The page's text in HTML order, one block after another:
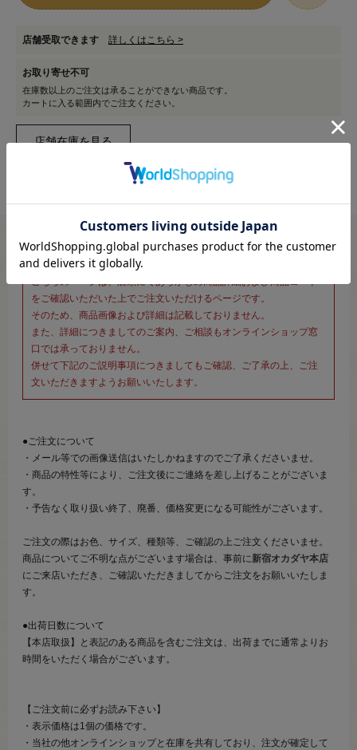
店舗受取できます 詳しくはこちら >
お取り寄せ不可
在庫数以上のご注文は承ることができない商品です。
カートに入る範囲内でご注文ください。
※新宿オカダヤ本店お取り扱い商品のご注文専用ページです※
こちらのページは、店頭にてあらかじめ商品詳細および商品コード
をご確認いただいた上でご注文いただけるページです。
そのため、商品画像および詳細は記載しておりません。
また、詳細につきましてのご案内、ご相談もオンラインショップ窓
口では承っておりません。
併せて下記のご説明事項につきましてもご確認、ご了承の上、ご注
文いただきますようお願いいたします。
●ご注文について
・メール等での画像送信はいたしかねますのでご了承くださいませ。
・商品の特性等により、ご注文後にご連絡を差し上げることがございま
す。
・予告なく取り扱い終了、廃番、価格変更になる可能性がございます。
ご注文の際はお色、サイズ、種類等、ご確認の上ご注文くださいませ。
商品についてご不明な点がございます場合は、事前に新宿オカダヤ本店
にご来店いただき、ご確認いただきましてからご注文をお願いいたしま
す。
●出荷日数について
【本店取扱】と表記のある商品を含むご注文は、出荷までに通常よりお
時間をいただく場合がございます。
【ご注文前に必ずお読み下さい】
・表示価格は1個の価格です。
・当社の他オンラインショップと在庫を共有しており、注文が確定して